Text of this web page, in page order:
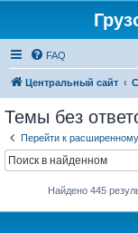
FAQ
Центральный сайт
Темы без
Перейти к
Найдено 445